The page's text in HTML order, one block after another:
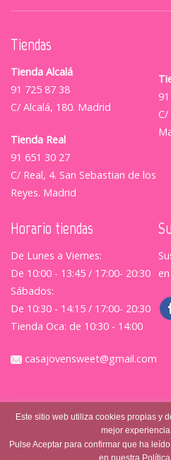
Tiendas
Tienda Alcalá
91 725 87 38
C/ Alcalá, 180. Madrid
Tienda Real
91 651 30 27
C/ Real, 4. San Sebastian de los
Reyes. Madrid
C/
Horario tiendas
De Lunes a Viernes:
De 10:00 - 13:45 / 17:00- 20:30
Sábados:
De 10:30 - 14:15 / 17:00- 20:30
Tienda Oca: de 10:30 - 14:00
casajovensweet@gmail.com
Este sitio web utiliza cookies propias y
mejor
Pulse Aceptar para confirmar que ha
en nuestra